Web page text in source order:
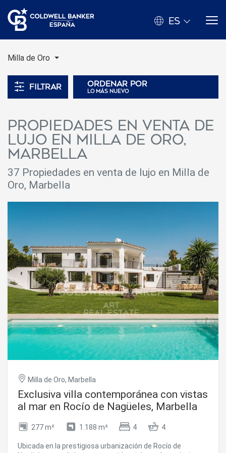
ES
Milla de Oro
Filtrar Ordenar por
lo más nuevo
Propiedades en venta de
lujo en Milla de Oro,
Marbella
37 Propiedades en venta de lujo en Milla de
Oro, Marbella
Milla de Oro, Marbella
Exclusiva villa contemporánea con vistas
al mar en Rocío de Nagüeles, Marbella
277 m² 1.188 m² 4 4
Ubicada en la prestigiosa urbanización de Rocío de